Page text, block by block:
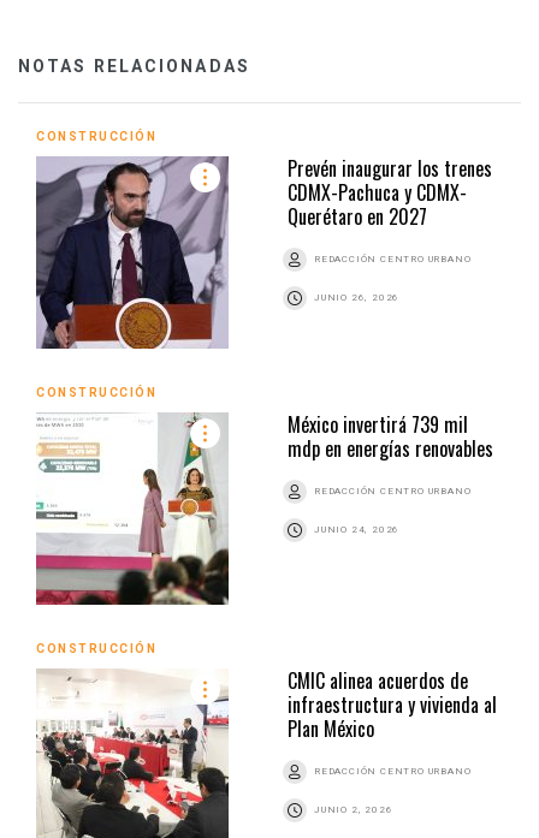
NOTAS RELACIONADAS
CONSTRUCCIÓN
Prevén inaugurar los trenes
CDMX-Pachuca y CDMX-
Querétaro en 2027
REDACCIÓN CENTRO URBANO
JUNIO 26, 2026
CONSTRUCCIÓN
México invertirá 739 mil
mdp en energías renovables
REDACCIÓN CENTRO URBANO
JUNIO 24, 2026
CONSTRUCCIÓN
CMIC alinea acuerdos de
infraestructura y vivienda al
Plan México
REDACCIÓN CENTRO URBANO
JUNIO 2, 2026